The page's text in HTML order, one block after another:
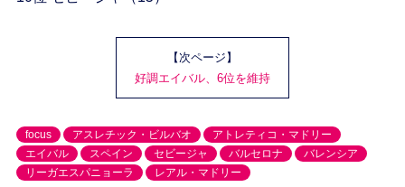
【次ページ】
好調エイバル、6位を維持
focus アスレチック・ビルバオ
アトレティコ・マドリー
エイバル
スペイン セビージャ バルセロナ
バレンシア
リーガエスパニョーラ
レアル・マドリー